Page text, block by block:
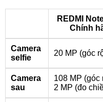
REDMI
Chính
Camera
selfie
20 MP (góc
Camera
sau
108 MP (góc
2 MP (đo